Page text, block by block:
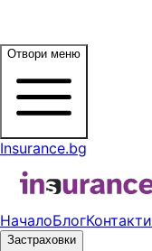
Отвори меню
Insurance.bg
НачалоБлогКонтакти
Застраховки